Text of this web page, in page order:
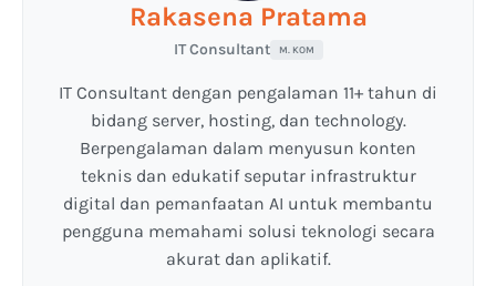
Rakasena Pratama
IT Consultant M. KOM
IT Consultant dengan pengalaman 11+ tahun di
bidang server, hosting, dan technology.
Berpengalaman dalam menyusun konten
teknis dan edukatif seputar infrastruktur
digital dan pemanfaatan AI untuk membantu
pengguna memahami solusi teknologi secara
akurat dan aplikatif.